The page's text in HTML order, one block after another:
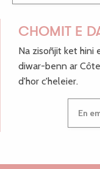
CHOMIT E
Na zisoñjit ket hini
diwar-benn ar Côte
d'hor c'heleier.
En